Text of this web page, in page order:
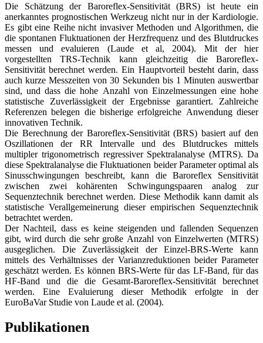
Die Schätzung der Baroreflex-Sensitivität (BRS) ist heute ein
anerkanntes prognostischen Werkzeug nicht nur in der Kardiologie.
Es gibt eine Reihe nicht invasiver Methoden und Algorithmen, die
die spontanen Fluktuationen der Herzfrequenz und des Blutdruckes
messen und evaluieren (Laude et al, 2004). Mit der hier
vorgestellten TRS-Technik kann gleichzeitig die Baroreflex-
Sensitivität berechnet werden. Ein Hauptvorteil besteht darin, dass
auch kurze Messzeiten von 30 Sekunden bis 1 Minuten auswertbar
sind, und dass die hohe Anzahl von Einzelmessungen eine hohe
statistische Zuverlässigkeit der Ergebnisse garantiert. Zahlreiche
Referenzen belegen die bisherige erfolgreiche Anwendung dieser
innovativen Technik.
Die Berechnung der Baroreflex-Sensitivität (BRS) basiert auf den
Oszillationen der RR Intervalle und des Blutdruckes mittels
multipler trigonometrisch regressiver Spektralanalyse (MTRS). Da
diese Spektralanalyse die Fluktuationen beider Parameter optimal als
Sinusschwingungen beschreibt, kann die Baroreflex Sensitivität
zwischen zwei kohärenten Schwingungspaaren analog zur
Sequenztechnik berechnet werden. Diese Methodik kann damit als
statistische Verallgemeinerung dieser empirischen Sequenztechnik
betrachtet werden.
Der Nachteil, dass es keine steigenden und fallenden Sequenzen
gibt, wird durch die sehr große Anzahl von Einzelwerten (MTRS)
ausgeglichen. Die Zuverlässigkeit der Einzel-BRS-Werte kann
mittels des Verhältnisses der Varianzreduktionen beider Parameter
geschätzt werden. Es können BRS-Werte für das LF-Band, für das
HF-Band und die die Gesamt-Baroreflex-Sensitivität berechnet
werden. Eine Evaluierung dieser Methodik erfolgte in der
EuroBaVar Studie von Laude et al. (2004).
Publikationen